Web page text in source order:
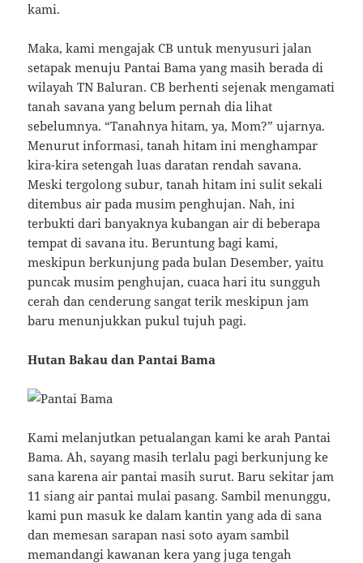
kami.
Maka, kami mengajak CB untuk menyusuri jalan
setapak menuju Pantai Bama yang masih berada di
wilayah TN Baluran. CB berhenti sejenak mengamati
tanah savana yang belum pernah dia lihat
sebelumnya. “Tanahnya hitam, ya, Mom?” ujarnya.
Menurut informasi, tanah hitam ini menghampar
kira-kira setengah luas daratan rendah savana.
Meski tergolong subur, tanah hitam ini sulit sekali
ditembus air pada musim penghujan. Nah, ini
terbukti dari banyaknya kubangan air di beberapa
tempat di savana itu. Beruntung bagi kami,
meskipun berkunjung pada bulan Desember, yaitu
puncak musim penghujan, cuaca hari itu sungguh
cerah dan cenderung sangat terik meskipun jam
baru menunjukkan pukul tujuh pagi.
Hutan Bakau dan Pantai Bama
Kami melanjutkan petualangan kami ke arah Pantai
Bama. Ah, sayang masih terlalu pagi berkunjung ke
sana karena air pantai masih surut. Baru sekitar jam
11 siang air pantai mulai pasang. Sambil menunggu,
kami pun masuk ke dalam kantin yang ada di sana
dan memesan sarapan nasi soto ayam sambil
memandangi kawanan kera yang juga tengah